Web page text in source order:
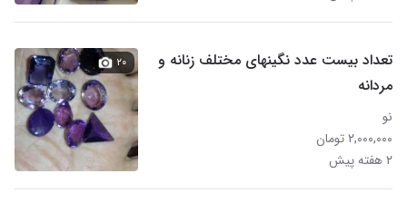
تعداد بیست عدد نگینهای مختلف زنانه و
مردانه
نو
۲,۰۰۰,۰۰۰ تومان
۲ هفته پیش
۲۰